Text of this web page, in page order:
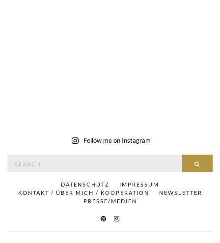
Follow me on Instagram
DATENSCHUTZ
IMPRESSUM
KONTAKT / ÜBER MICH / KOOPERATION
NEWSLETTER
PRESSE/MEDIEN